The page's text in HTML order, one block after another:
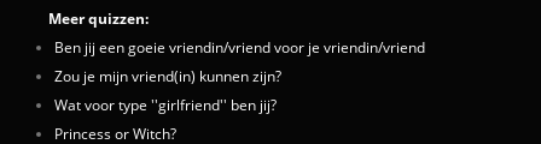
Meer quizzen:
Ben jij een goeie vriendin/vriend voor je vriendin/vriend
Zou je mijn vriend(in) kunnen zijn?
Wat voor type ''girlfriend'' ben jij?
Princess or Witch?